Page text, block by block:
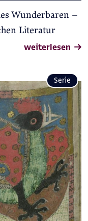
Wunderbaren –
Literatur
weiterlesen
Serie